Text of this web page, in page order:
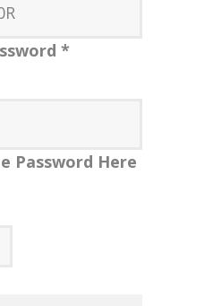
*
Password Here